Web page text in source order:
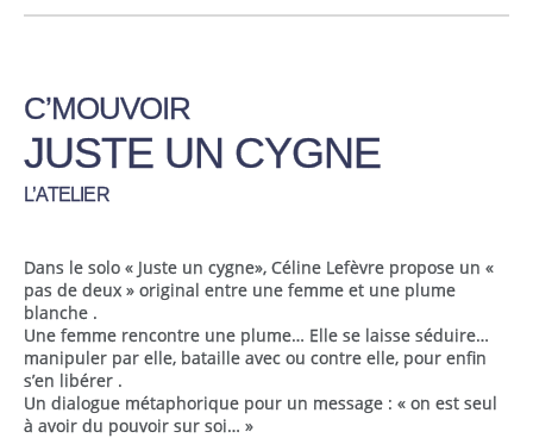
C’MOUVOIR
JUSTE UN CYGNE
L’ATELIER
Dans le solo « Juste un cygne», Céline Lefèvre propose un «
pas de deux » original entre une femme et une plume
blanche .
Une femme rencontre une plume… Elle se laisse séduire…
manipuler par elle, bataille avec ou contre elle, pour enfin
s’en libérer .
Un dialogue métaphorique pour un message : « on est seul
à avoir du pouvoir sur soi… »